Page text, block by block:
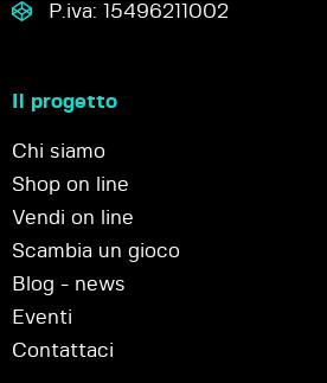
P.iva: 15496211002
Il progetto
Chi siamo
Shop on line
Vendi on line
Scambia un gioco
Blog - news
Eventi
Contattaci